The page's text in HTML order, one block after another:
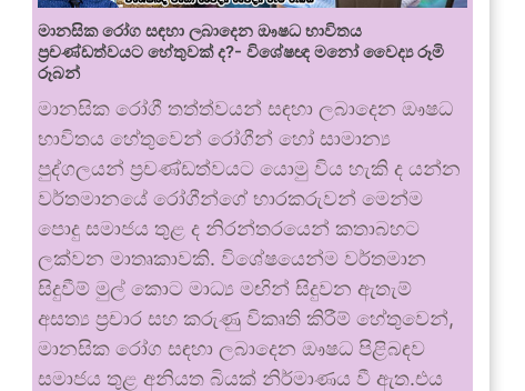
මානසික රෝග සඳහා ලබාදෙන ඖෂධ භාවිතය
ප්‍රචණ්ඩත්වයට හේතුවක් ද?- විශේෂඥ මනෝ වෛද්‍ය රූමි
රූබන්
මානසික රෝගී තත්ත්වයන් සඳහා ලබාදෙන ඖෂධ
භාවිතය හේතුවෙන් රෝගීන් හෝ සාමාන්‍ය
පුද්ගලයන් ප්‍රචණ්ඩත්වයට යොමු විය හැකි ද යන්න
වර්තමානයේ රෝගීන්ගේ භාරකරුවන් මෙන්ම
පොදු සමාජය තුළ ද නිරන්තරයෙන් කතාබහට
ලක්වන මාතෘකාවකි. විශේෂයෙන්ම වර්තමාන
සිදුවීම් මුල් කොට මාධ්‍ය මඟින් සිදුවන ඇතැම්
අසත්‍ය ප්‍රචාර සහ කරුණු විකෘති කිරීම් හේතුවෙන්,
මානසික රෝග සඳහා ලබාදෙන ඖෂධ පිළිබඳව
සමාජය තුළ අනියත බියක් නිර්මාණය වී ඇත.එය